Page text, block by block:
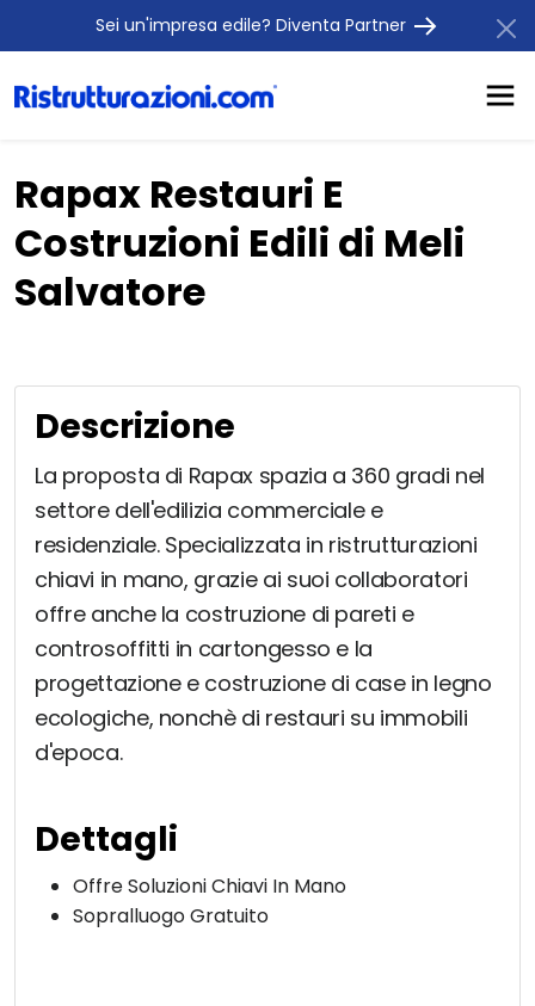
Sei un'impresa edile? Diventa Partner
Rapax Restauri E
Costruzioni Edili di Meli
Salvatore
Descrizione
La proposta di Rapax spazia a 360 gradi nel
settore dell'edilizia commerciale e
residenziale. Specializzata in ristrutturazioni
chiavi in mano, grazie ai suoi collaboratori
offre anche la costruzione di pareti e
controsoffitti in cartongesso e la
progettazione e costruzione di case in legno
ecologiche, nonchè di restauri su immobili
d'epoca.
Dettagli
Offre Soluzioni Chiavi In Mano
Sopralluogo Gratuito